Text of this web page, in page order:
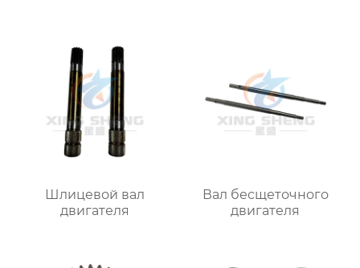
Шлицевой вал
двигателя
Вал бесщеточного
двигателя